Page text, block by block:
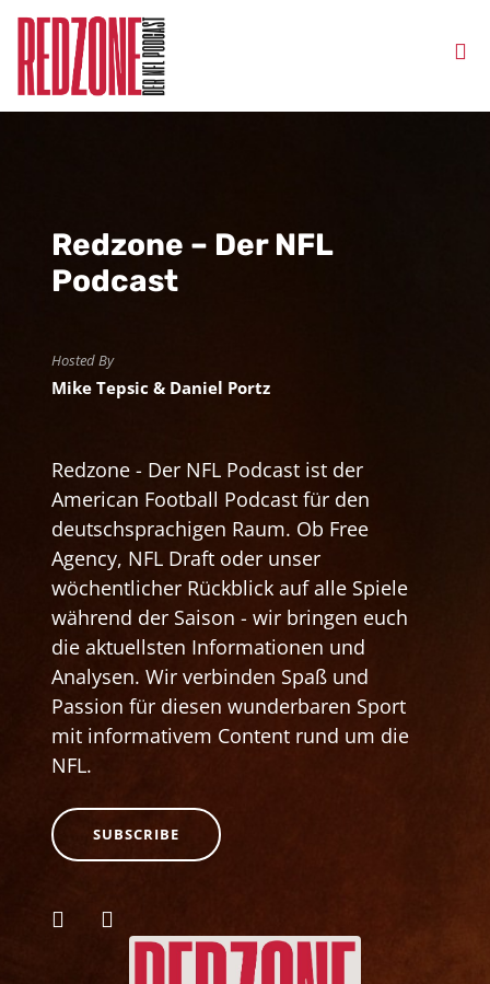
Redzone – Der NFL
Podcast
Hosted By
Mike Tepsic & Daniel Portz
Redzone - Der NFL Podcast ist der
American Football Podcast für den
deutschsprachigen Raum. Ob Free
Agency, NFL Draft oder unser
wöchentlicher Rückblick auf alle Spiele
während der Saison - wir bringen euch
die aktuellsten Informationen und
Analysen. Wir verbinden Spaß und
Passion für diesen wunderbaren Sport
mit informativem Content rund um die
NFL.
SUBSCRIBE